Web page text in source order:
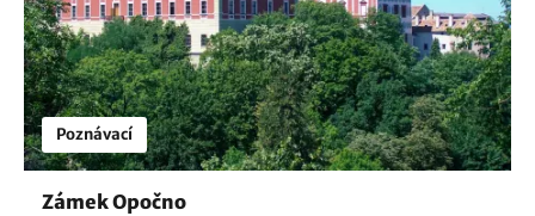
Poznávací
Zámek Opočno